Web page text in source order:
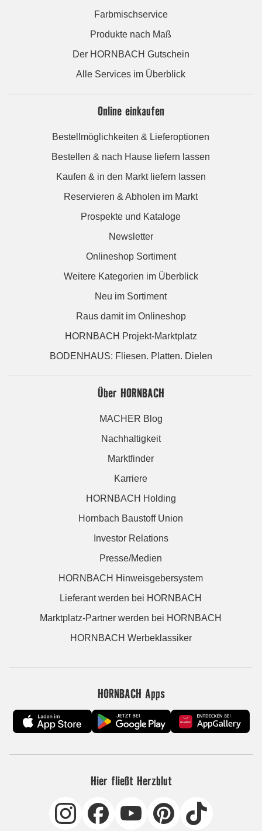
Farbmischservice
Produkte nach Maß
Der HORNBACH Gutschein
Alle Services im Überblick
Online einkaufen
Bestellmöglichkeiten & Lieferoptionen
Bestellen & nach Hause liefern lassen
Kaufen & in den Markt liefern lassen
Reservieren & Abholen im Markt
Prospekte und Kataloge
Newsletter
Onlineshop Sortiment
Weitere Kategorien im Überblick
Neu im Sortiment
Raus damit im Onlineshop
HORNBACH Projekt-Marktplatz
BODENHAUS: Fliesen. Platten. Dielen
Über HORNBACH
MACHER Blog
Nachhaltigkeit
Marktfinder
Karriere
HORNBACH Holding
Hornbach Baustoff Union
Investor Relations
Presse/Medien
HORNBACH Hinweisgebersystem
Lieferant werden bei HORNBACH
Marktplatz-Partner werden bei HORNBACH
HORNBACH Werbeklassiker
HORNBACH Apps
Hier fließt Herzblut